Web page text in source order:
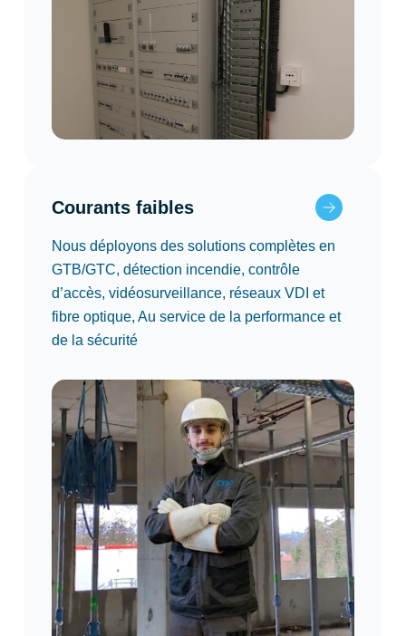
Courants faibles
Nous déployons des solutions complètes en
GTB/GTC, détection incendie, contrôle
d’accès, vidéosurveillance, réseaux VDI et
fibre optique, Au service de la performance et
de la sécurité